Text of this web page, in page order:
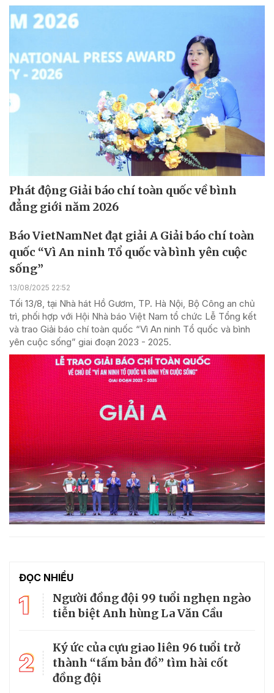
Phát động Giải báo chí toàn quốc về bình
đẳng giới năm 2026
Báo VietNamNet đạt giải A Giải báo chí toàn
quốc “Vì An ninh Tổ quốc và bình yên cuộc
sống”
13/08/2025 22:52
Tối 13/8, tại Nhà hát Hồ Gươm, TP. Hà Nội, Bộ Công an chủ
trì, phối hợp với Hội Nhà báo Việt Nam tổ chức Lễ Tổng kết
và trao Giải báo chí toàn quốc “Vì An ninh Tổ quốc và bình
yên cuộc sống” giai đoạn 2023 - 2025.
ĐỌC NHIỀU
1
Người đồng đội 99 tuổi nghẹn ngào
tiễn biệt Anh hùng La Văn Cầu
2
Ký ức của cựu giao liên 96 tuổi trở
thành “tấm bản đồ” tìm hài cốt
đồng đội